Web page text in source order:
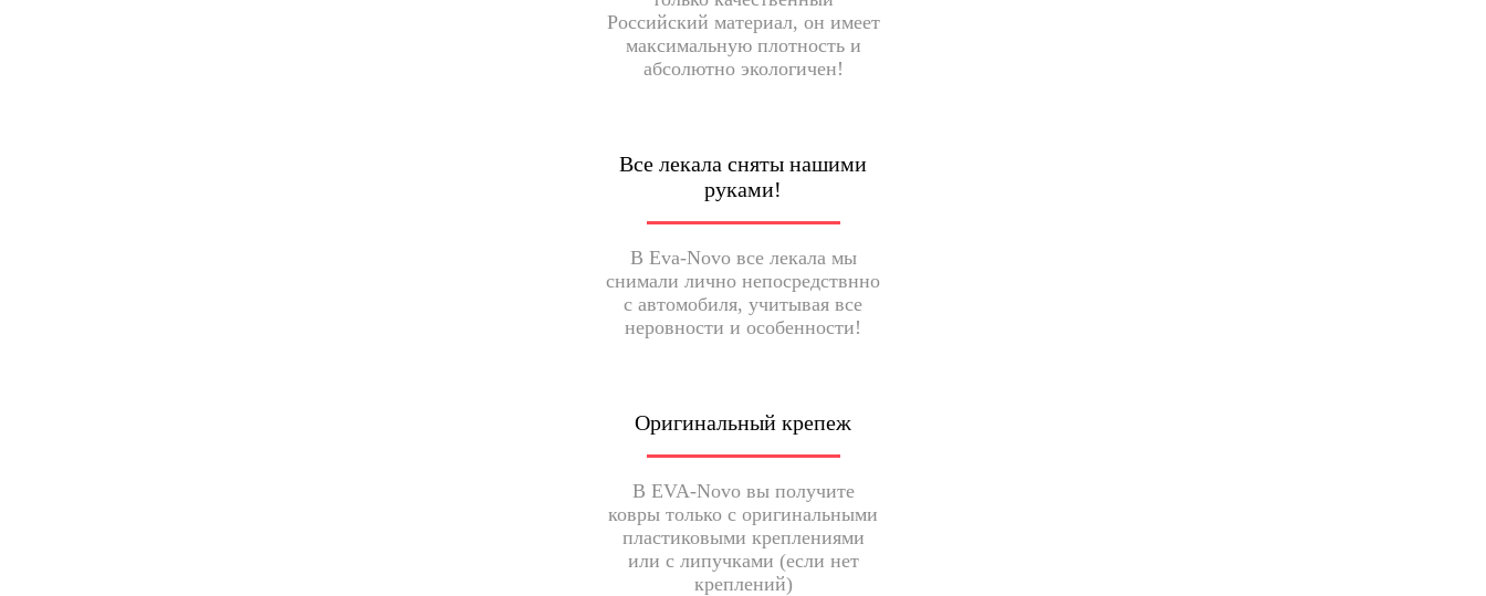
Российский материал, он имеет
максимальную плотность и
абсолютно экологичен!
Все лекала сняты нашими
руками!
В Eva-Novo все лекала мы
снимали лично непосредствнно
с автомобиля, учитывая все
неровности и особенности!
Оригинальный крепеж
В EVA-Novo вы получите
ковры только с оригинальными
пластиковыми креплениями
или с липучками (если нет
креплений)